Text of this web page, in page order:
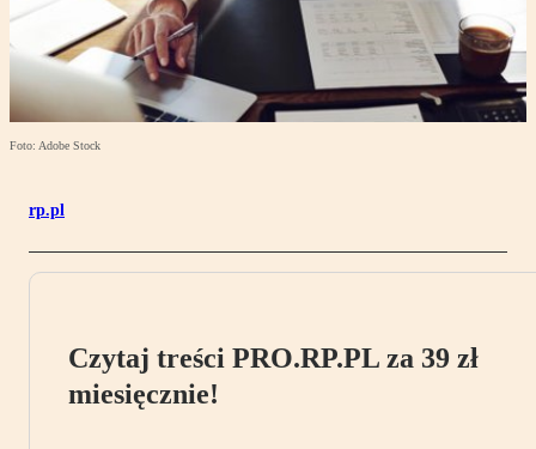
Foto: Adobe Stock
rp.pl
Czytaj treści PRO.RP.PL za 39 zł
miesięcznie!